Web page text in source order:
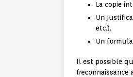
La copie
Un
etc.).
Un
Il est possible